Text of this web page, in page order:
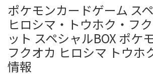
ポケモンカードゲーム ス
ヒロシマ・トウホク・フ
ット スペシャルBOX ポケ
フクオカ ヒロシマ トウホ
情報